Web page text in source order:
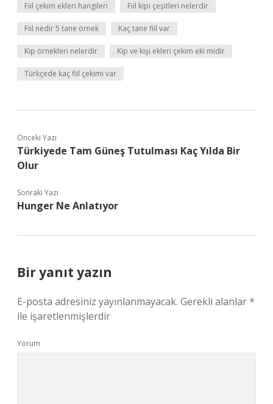
Fiil çekim ekleri hangileri Fiil kipi çeşitleri nelerdir
Fiil nedir 5 tane örnek Kaç tane fiil var
Kip örnekleri nelerdir Kip ve kişi ekleri çekim eki midir
Türkçede kaç fiil çekimi var
Önceki Yazı
Türkiyede Tam Güneş Tutulması Kaç Yılda Bir
Olur
Sonraki Yazı
Hunger Ne Anlatıyor
Bir yanıt yazın
E-posta adresiniz yayınlanmayacak. Gerekli alanlar*
ile işaretlenmişlerdir
Yorum